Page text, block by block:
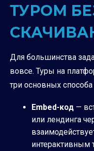
ТУРОМ
Для большинства
вовсе. Туры на
три основных способа
Embed-код —
или лендинга
интерактивным